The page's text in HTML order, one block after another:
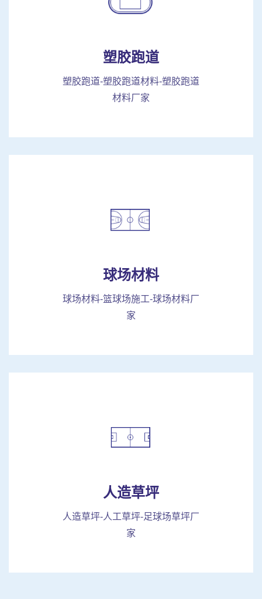
塑胶跑道
塑胶跑道-塑胶跑道材料-塑胶跑道
材料厂家
球场材料
球场材料-篮球场施工-球场材料厂
家
人造草坪
人造草坪-人工草坪-足球场草坪厂
家